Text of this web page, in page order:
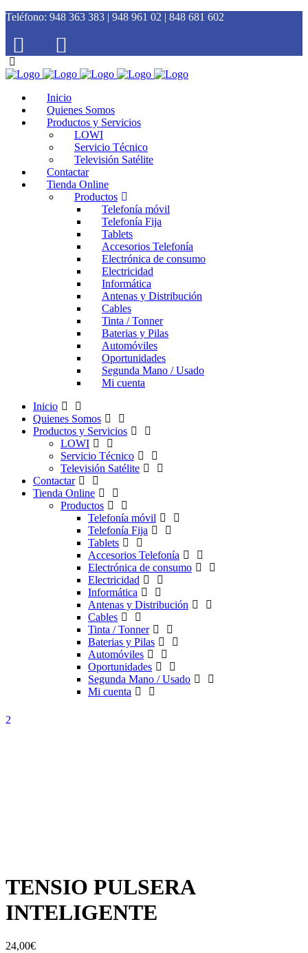
Teléfono: 948 363 383 | 948 961 02 | 848 681 602
Inicio
Quienes Somos
Productos y Servicios
LOWI
Servicio Técnico
Televisión Satélite
Contactar
Tienda Online
Productos
Telefonía móvil
Telefonía Fija
Tablets
Accesorios Telefonía
Electrónica de consumo
Electricidad
Informática
Antenas y Distribución
Cables
Tinta / Tonner
Baterias y Pilas
Automóviles
Oportunidades
Segunda Mano / Usado
Mi cuenta
Inicio
Quienes Somos
Productos y Servicios
LOWI
Servicio Técnico
Televisión Satélite
Contactar
Tienda Online
Productos
Telefonía móvil
Telefonía Fija
Tablets
Accesorios Telefonía
Electrónica de consumo
Electricidad
Informática
Antenas y Distribución
Cables
Tinta / Tonner
Baterias y Pilas
Automóviles
Oportunidades
Segunda Mano / Usado
Mi cuenta
TENSIO PULSERA
INTELIGENTE
24,00€